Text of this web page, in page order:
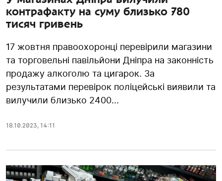
контрафакту на суму близько 780
тисяч гривень
17 жовтня правоохоронці перевірили магазини
та торговельні павільйони Дніпра на законність
продажу алкоголю та цигарок. За
результатами перевірок поліцейські виявили та
вилучили близько 2400...
18.10.2023, 14:11